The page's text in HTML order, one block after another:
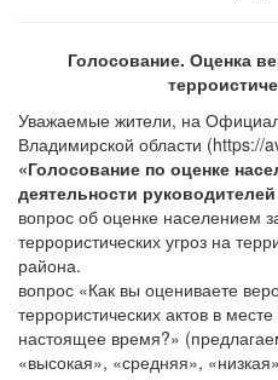
Голосование. Оценка
Уважаемые жители, на
Владимирской области (https://
«Голосование по оценке
деятельности
вопрос об оценке населением
террористических угроз на
района.
вопрос «Как вы оцениваете
террористических актов в
настоящее время?»
«высокая», «средняя»,